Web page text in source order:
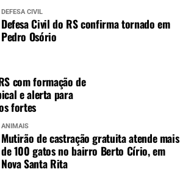
DEFESA CIVIL
Defesa Civil do RS confirma tornado em
Pedro Osório
com formação de
e alerta para
fortes
ANIMAIS
Mutirão de castração gratuita atende mais
de 100 gatos no bairro Berto Círio, em
Nova Santa Rita